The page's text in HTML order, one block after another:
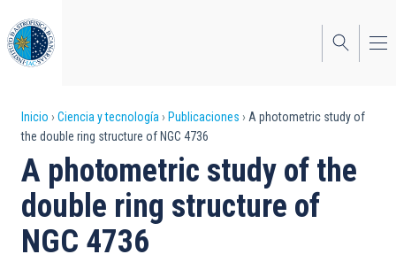
al
contenido
principal
Sobrescribir
enlaces
de
ayuda
a
Inicio Ciencia y tecnología Publicaciones
A photometric study of
the double ring structure of NGC 4736
A photometric study of the
double ring structure of
NGC 4736